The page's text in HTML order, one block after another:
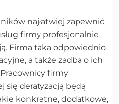
najłatwiej zapewnić
firmy profesjonalnie
Firma taka odpowiednio
a także zadba o ich
firmy
się deratyzacją będą
konkretne, dodatkowe,